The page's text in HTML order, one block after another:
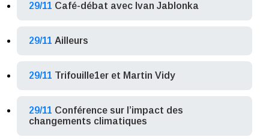
29/11 Café-débat avec Ivan Jablonka
29/11 Ailleurs
29/11 Trifouille1er et Martin Vidy
29/11 Conférence sur l’impact des
changements climatiques